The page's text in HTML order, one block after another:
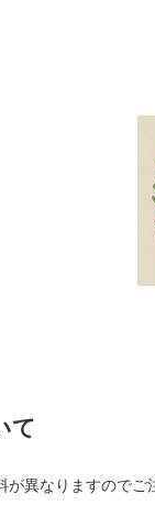
て
異なりますのでご